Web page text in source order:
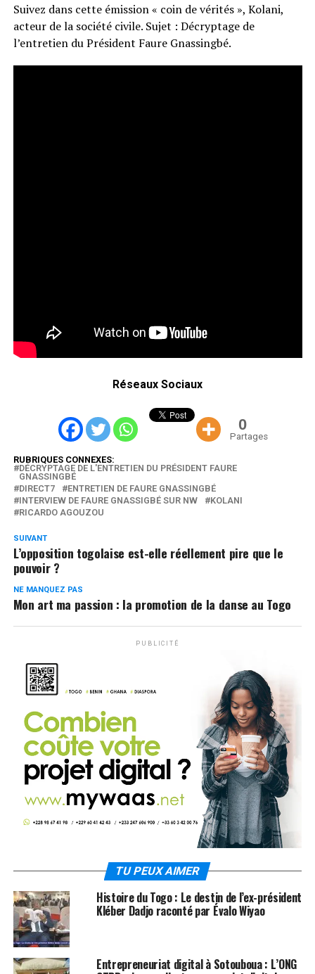
Suivez dans cette émission « coin de vérités », Kolani,
acteur de la société civile. Sujet : Décryptage de
l’entretien du Président Faure Gnassingbé.
Réseaux Sociaux
0
Partages
RUBRIQUES CONNEXES:
DÉCRYPTAGE DE L'ENTRETIEN DU PRÉSIDENT FAURE
GNASSINGBÉ
DIRECT7
ENTRETIEN DE FAURE GNASSINGBÉ
INTERVIEW DE FAURE GNASSIGBÉ SUR NW
KOLANI
RICARDO AGOUZOU
SUIVANT
L’opposition togolaise est-elle réellement pire que le
pouvoir ?
NE MANQUEZ PAS
Mon art ma passion : la promotion de la danse au Togo
PUBLICITÉ
TU PEUX AIMER
Histoire du Togo : Le destin de l’ex-président
Kléber Dadjo raconté par Évalo Wiyao
Entrepreneuriat digital à Sotouboua : L’ONG